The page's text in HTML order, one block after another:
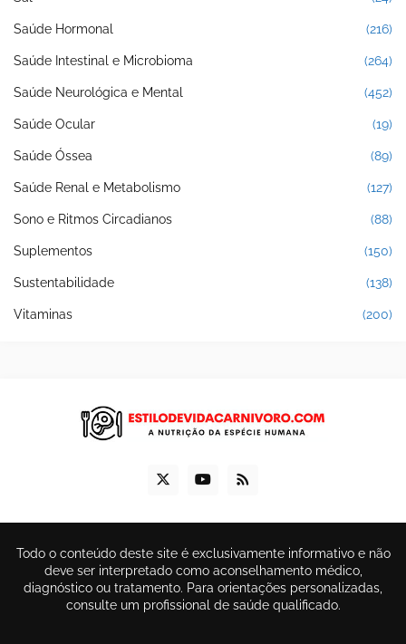
Saúde Hormonal (216)
Saúde Intestinal e Microbioma (264)
Saúde Neurológica e Mental (452)
Saúde Ocular (19)
Saúde Óssea (89)
Saúde Renal e Metabolismo (127)
Sono e Ritmos Circadianos (88)
Suplementos (150)
Sustentabilidade (138)
Vitaminas (200)
Todo o conteúdo deste site é exclusivamente informativo e não
deve ser interpretado como aconselhamento médico,
diagnóstico ou tratamento. Para orientações personalizadas,
consulte um profissional de saúde qualificado.